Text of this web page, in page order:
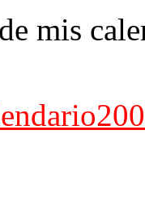
mis